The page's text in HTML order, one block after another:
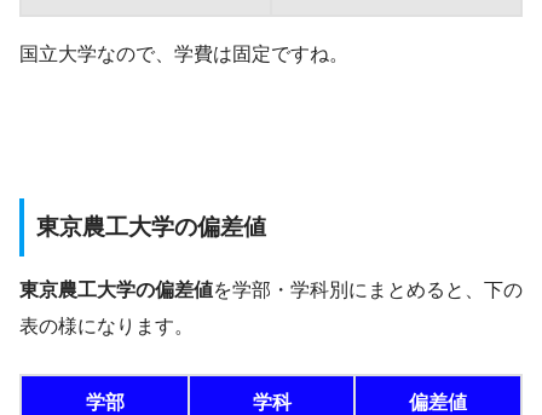
国立大学なので、学費は固定ですね。
東京農工大学の偏差値
東京農工大学の偏差値を学部・学科別にまとめると、下の
表の様になります。
学部 学科 偏差値